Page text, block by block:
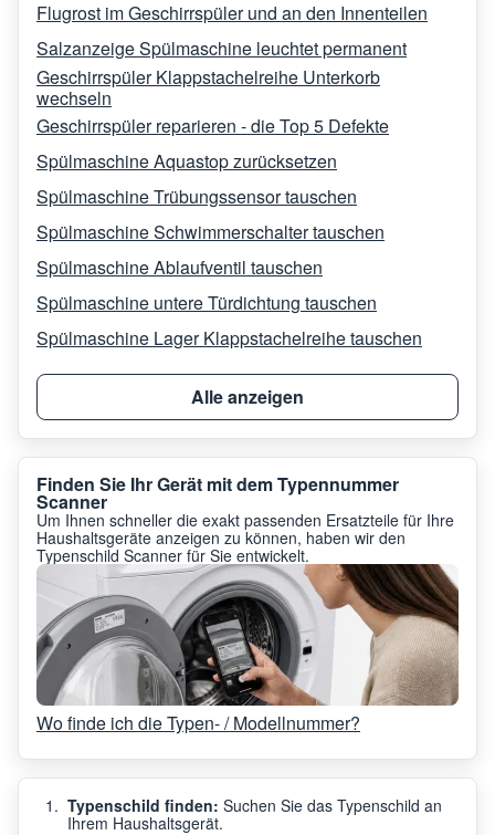
Flugrost im Geschirrspüler und an den Innenteilen
Salzanzeige Spülmaschine leuchtet permanent
Geschirrspüler Klappstachelreihe Unterkorb
wechseln
Geschirrspüler reparieren - die Top 5 Defekte
Spülmaschine Aquastop zurücksetzen
Spülmaschine Trübungssensor tauschen
Spülmaschine Schwimmerschalter tauschen
Spülmaschine Ablaufventil tauschen
Spülmaschine untere Türdichtung tauschen
Spülmaschine Lager Klappstachelreihe tauschen
Alle anzeigen
Finden Sie Ihr Gerät mit dem Typennummer
Scanner
Um Ihnen schneller die exakt passenden Ersatzteile für Ihre
Haushaltsgeräte anzeigen zu können, haben wir den
Typenschild Scanner für Sie entwickelt.
Wo finde ich die Typen- / Modellnummer?
Typenschild finden: Suchen Sie das Typenschild an
Ihrem Haushaltsgerät.